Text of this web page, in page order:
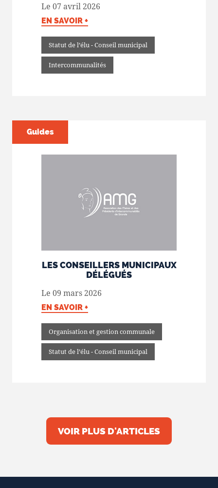
Le 07 avril 2026
EN SAVOIR +
Statut de l’élu - Conseil municipal
Intercommunalités
LES CONSEILLERS MUNICIPAUX
DÉLÉGUÉS
Le 09 mars 2026
EN SAVOIR +
Organisation et gestion communale
Statut de l’élu - Conseil municipal
Guides
VOIR PLUS D'ARTICLES